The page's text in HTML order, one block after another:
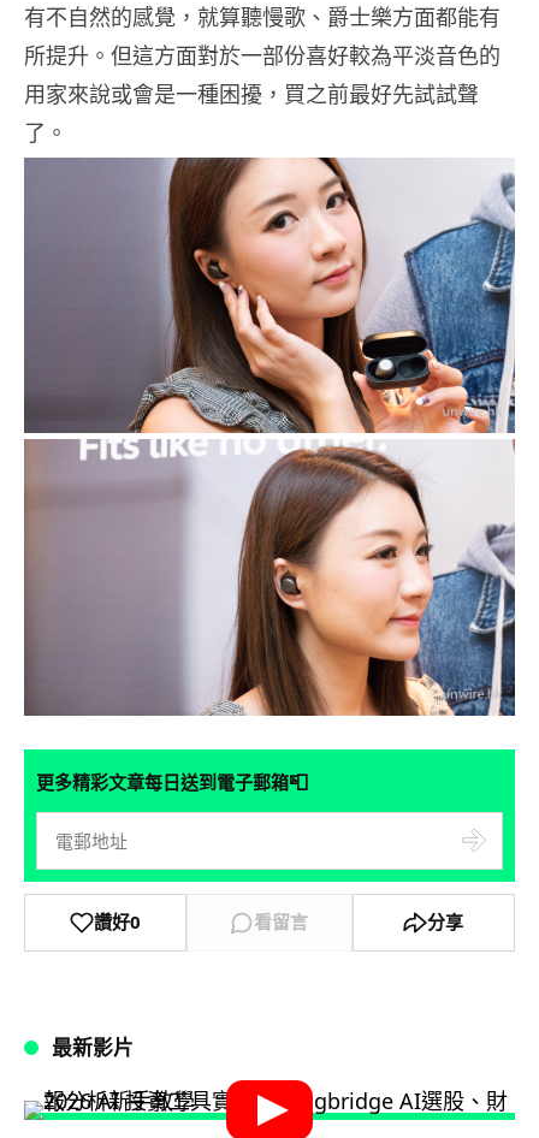
有不自然的感覺，就算聽慢歌、爵士樂方面都能有
所提升。但這方面對於一部份喜好較為平淡音色的
用家來說或會是一種困擾，買之前最好先試試聲
了。
更多精彩文章每日送到電子郵箱📮
讚好0 看留言 分享
最新影片